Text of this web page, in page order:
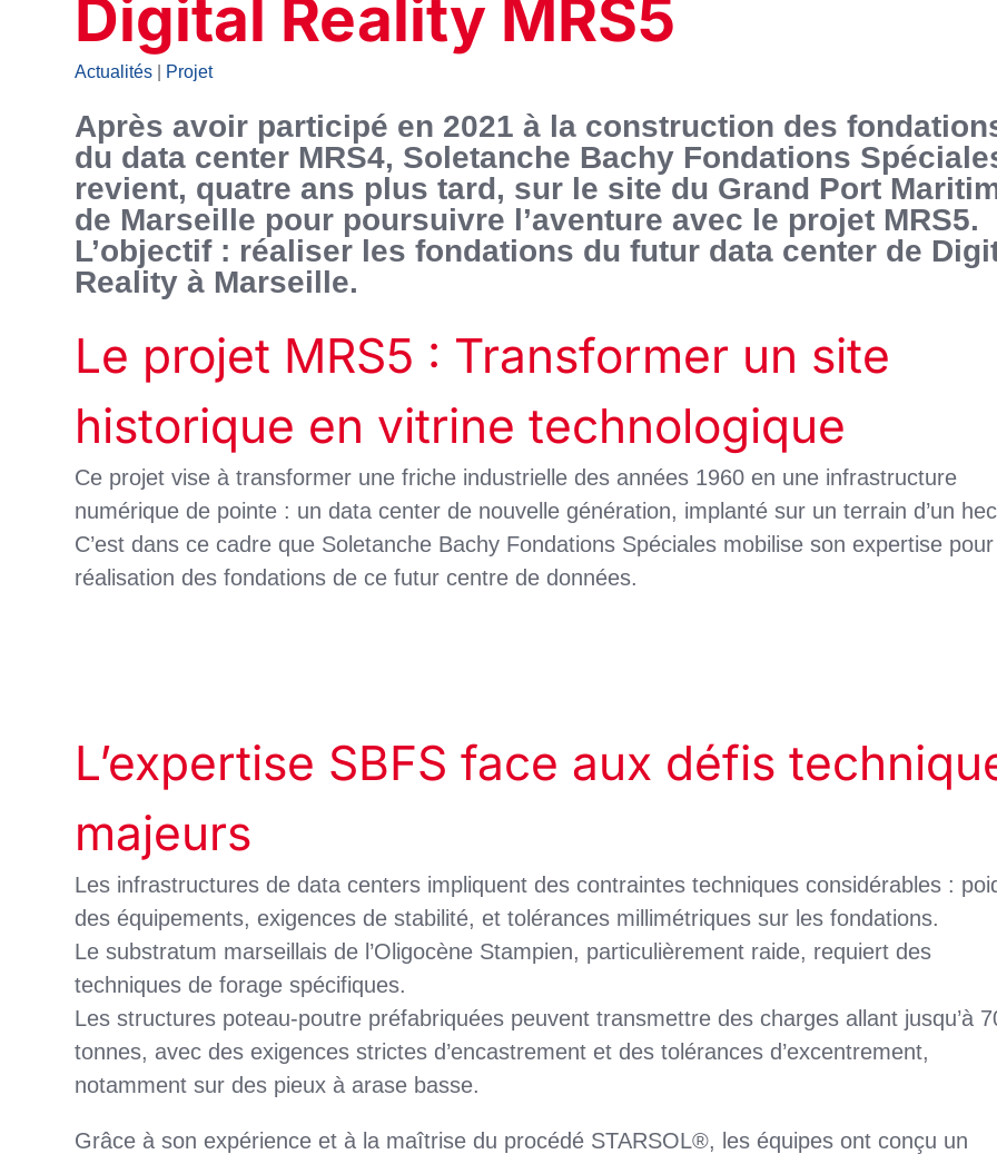
Digital Reality MRS5
Actualités Projet
Après avoir participé en 2021 à la construction des
du data center MRS4, Soletanche Bachy Fondations
revient, quatre ans plus tard, sur le site du Grand Port
de Marseille pour poursuivre l’aventure avec le projet MRS5.
L’objectif : réaliser les fondations du futur data center de
Reality à Marseille.
Le projet MRS5 : Transformer un site
historique en vitrine technologique
Ce projet vise à transformer une friche industrielle des années 1960 en une infrastructure
numérique de pointe : un data center de nouvelle génération, implanté sur un terrain d’un
C’est dans ce cadre que Soletanche Bachy Fondations Spéciales mobilise son expertise
réalisation des fondations de ce futur centre de données.
L’expertise SBFS face aux défis
majeurs
Les infrastructures de data centers impliquent des contraintes techniques considérables :
des équipements, exigences de stabilité, et tolérances millimétriques sur les fondations.
Le substratum marseillais de l’Oligocène Stampien, particulièrement raide, requiert des
techniques de forage spécifiques.
Les structures poteau-poutre préfabriquées peuvent transmettre des charges allant jusqu’à
tonnes, avec des exigences strictes d’encastrement et des tolérances d’excentrement,
notamment sur des pieux à arase basse.
Grâce à son expérience et à la maîtrise du procédé STARSOL®, les équipes ont conçu un